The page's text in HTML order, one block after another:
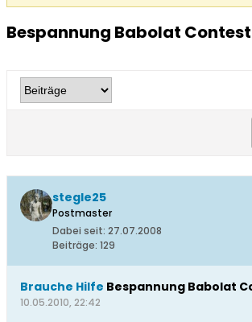
Bespannung Babolat
stegle25
Postmaster
Dabei seit: 27.07.2008
Beiträge: 129
Brauche Hilfe Bespannung Babolat
10.05.2010, 22:42